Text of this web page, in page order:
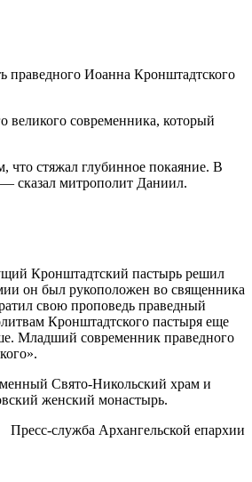
праведного Иоанна Кронштадтского
великого современника, который
что стяжал глубинное покаяние. В
— сказал митрополит Даниил.
Кронштадтский пастырь решил
он был рукоположен во священника
свою проповедь праведный
Кронштадтского пастыря еще
Младший современник праведного
Свято-Никольский храм и
женский монастырь.
Пресс-служба Архангельской епархии